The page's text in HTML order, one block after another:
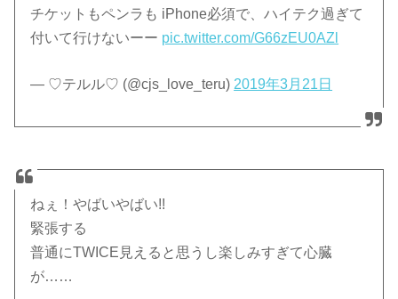
チケットもペンラも iPhone必須で、ハイテク過ぎて
付いて行けないーー pic.twitter.com/G66zEU0AZl
— ♡テルル♡ (@cjs_love_teru) 2019年3月21日
ねぇ！やばいやばい!!
緊張する
普通にTWICE見えると思うし楽しみすぎて心臓
が……